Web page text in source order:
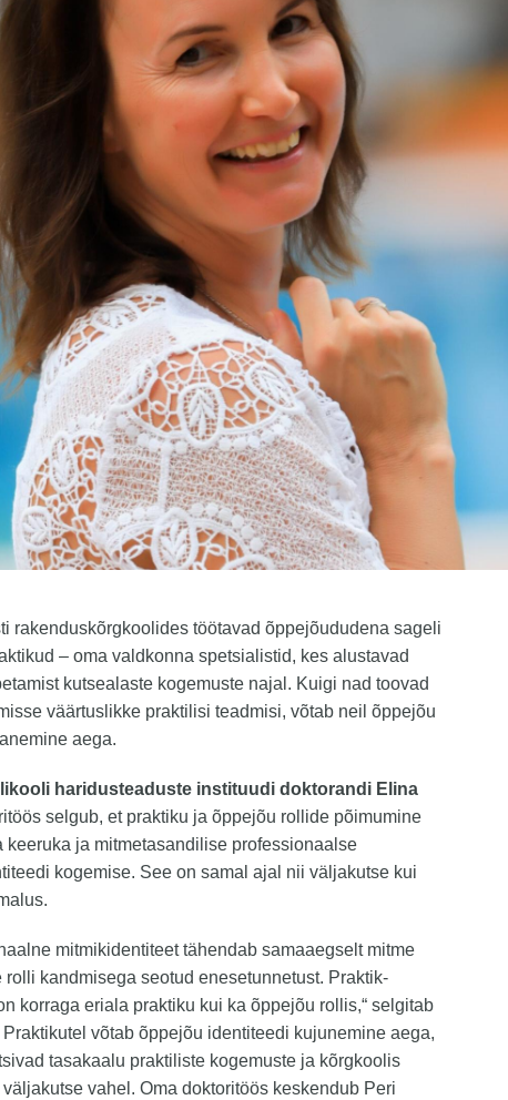
rakenduskõrgkoolides töötavad õppejõududena sageli
– oma valdkonna spetsialistid, kes alustavad
kutsealaste kogemuste najal. Kuigi nad toovad
väärtuslikke praktilisi teadmisi, võtab neil õppejõu
aega.
haridusteaduste instituudi doktorandi Elina
selgub, et praktiku ja õppejõu rollide põimumine
keeruka ja mitmetasandilise professionaalse
kogemise. See on samal ajal nii väljakutse kui
mitmikidentiteet tähendab samaaegselt mitme
rolli kandmisega seotud enesetunnetust. Praktik-
korraga eriala praktiku kui ka õppejõu rollis,“ selgitab
võtab õppejõu identiteedi kujunemine aega,
tasakaalu praktiliste kogemuste ja kõrgkoolis
vahel. Oma doktoritöös keskendub Peri